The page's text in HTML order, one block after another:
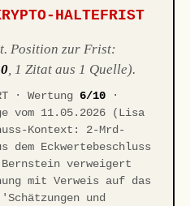
HALTEFRIST
Position zur Frist:
, 1 Zitat aus 1 Quelle).
· Wertung6/10 ·
vom 11.05.2026 (Lisa
Kontext: 2-Mrd-
dem Eckwertebeschluss
verweigert
mit Verweis auf das
und